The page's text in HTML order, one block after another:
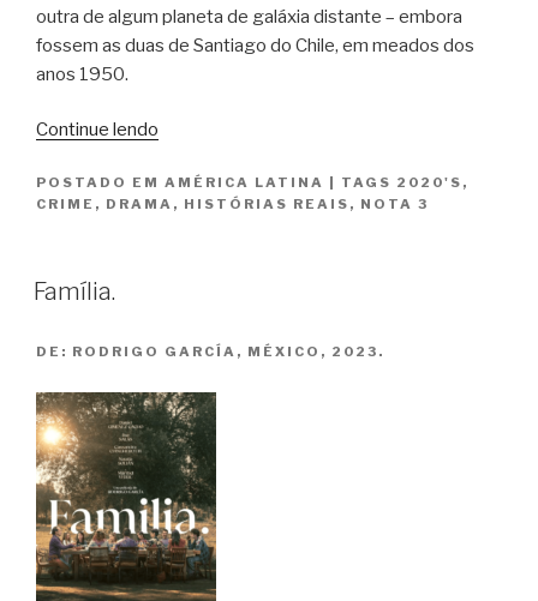
outra de algum planeta de galáxia distante – embora
fossem as duas de Santiago do Chile, em meados dos
anos 1950.
Continue lendo
da
Outra
la
Otra”
POSTADO EM AMÉRICA LATINA | TAGS 2020'S ,
CRIME , DRAMA , HISTÓRIAS REAIS , NOTA 3
Família.
DE: RODRIGO GARCÍA, MÉXICO, 2023.